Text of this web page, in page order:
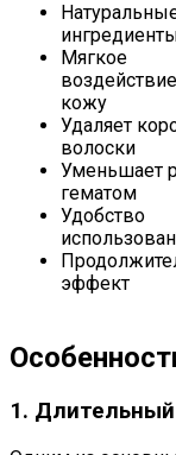
Мягкое
кожу
Удаляет
волоски
Уменьшает
гематом
Удобство
эффект
1.